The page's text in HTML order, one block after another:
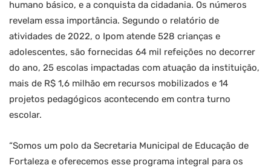
humano básico, e a conquista da cidadania. Os números
revelam essa importância. Segundo o relatório de
atividades de 2022, o Ipom atende 528 crianças e
adolescentes, são fornecidas 64 mil refeições no decorrer
do ano, 25 escolas impactadas com atuação da instituição,
mais de R$ 1,6 milhão em recursos mobilizados e 14
projetos pedagógicos acontecendo em contra turno
escolar.
“Somos um polo da Secretaria Municipal de Educação de
Fortaleza e oferecemos esse programa integral para os